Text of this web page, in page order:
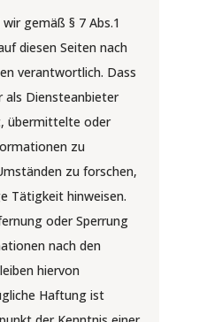
gemäß § 7 Abs.1
diesen Seiten nach
verantwortlich. Dass
als Diensteanbieter
übermittelte oder
zu
zu forschen,
Tätigkeit hinweisen.
oder Sperrung
nach den
hiervon
Haftung ist